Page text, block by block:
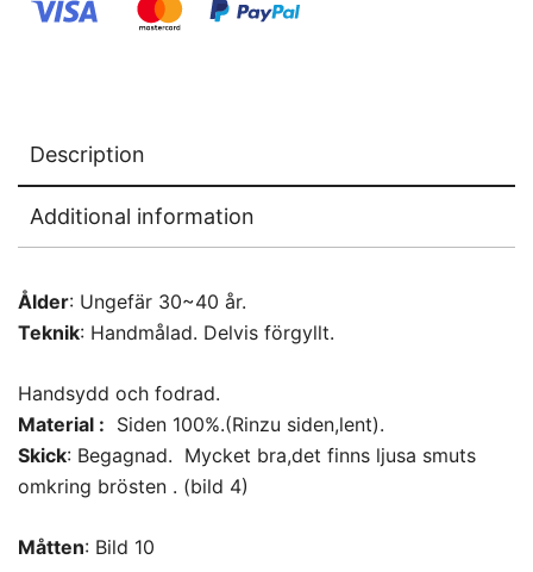
Description
Additional information
Ålder: Ungefär 30~40 år.
Teknik: Handmålad. Delvis förgyllt.
Handsydd och fodrad.
Material : Siden 100%.(Rinzu siden,lent).
Skick: Begagnad. Mycket bra,det finns ljusa smuts
omkring brösten . (bild 4)
Måtten: Bild 10